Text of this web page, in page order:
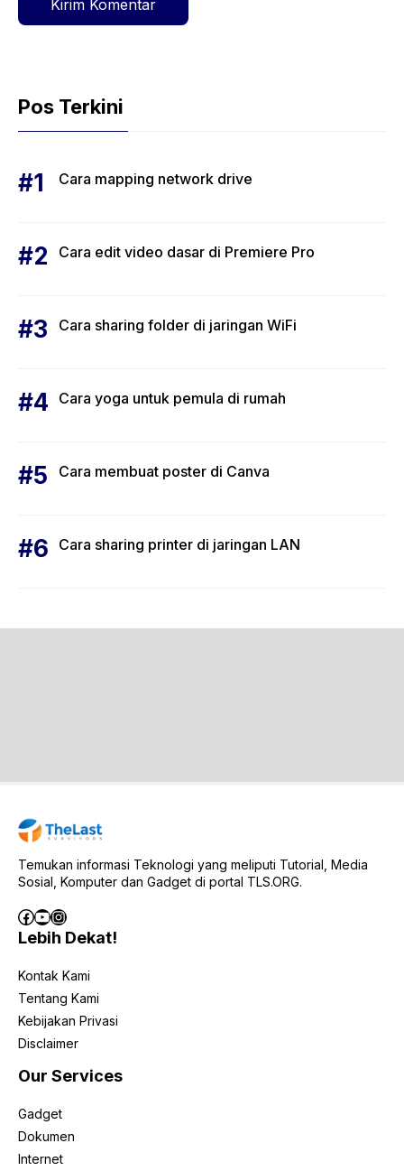
Pos Terkini
Cara mapping network drive
Cara edit video dasar di Premiere Pro
Cara sharing folder di jaringan WiFi
Cara yoga untuk pemula di rumah
Cara membuat poster di Canva
Cara sharing printer di jaringan LAN
Temukan informasi Teknologi yang meliputi Tutorial, Media
Sosial, Komputer dan Gadget di portal TLS.ORG.
Facebook
YouTube
Instagram
Lebih Dekat!
Kontak Kami
Tentang Kami
Kebijakan Privasi
Disclaimer
Our Services
Gadget
Dokumen
Internet